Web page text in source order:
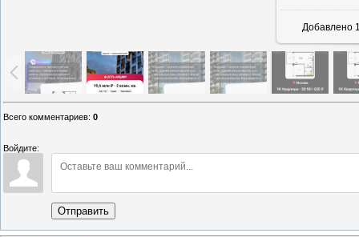
Добавлено
Всего комментариев: 0
Войдите:
Отправить